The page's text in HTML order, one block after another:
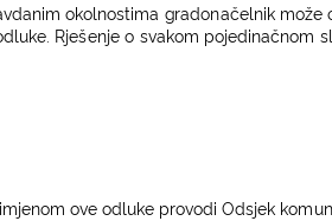
im okolnostima gradonačelnik može
luke. Rješenje o svakom pojedinačnom
imjenom ove odluke provodi Odsjek kom